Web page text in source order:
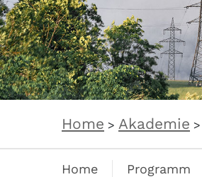
Home > Akademie >
Home Programm